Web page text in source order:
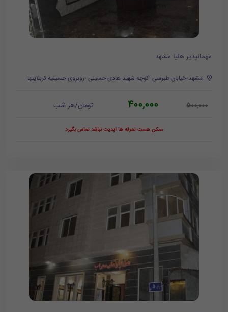
مهمانپذیر هلیا مشهد
مشهد-خیابان طبرسی -کوچه شهید هادی حسینی -روبروی حسینیه کربلاییها
500,000
400,000 تومان/هر شب
ممکن هست تعرفه ها آپدیت نباشد تماس بگیرد